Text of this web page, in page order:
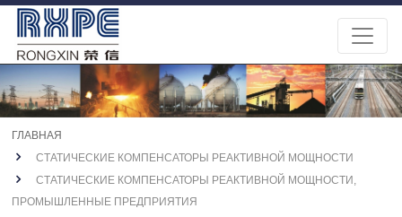
ГЛАВНАЯ
СТАТИЧЕСКИЕ КОМПЕНСАТОРЫ РЕАКТИВНОЙ МОЩНОСТИ
СТАТИЧЕСКИЕ КОМПЕНСАТОРЫ РЕАКТИВНОЙ МОЩНОСТИ,
ПРОМЫШЛЕННЫЕ ПРЕДПРИЯТИЯ